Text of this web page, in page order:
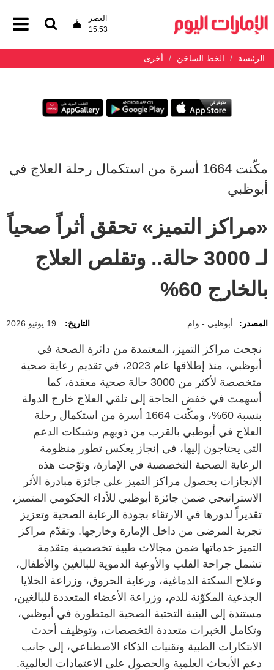
العصر
15:53
الرئيسة الخط الساخن أخرى
مكّنت 1664 أسرة من استكمال رحلة العلاج في
أبوظبي
«مراكز التميز» تحقق أثراً صحياً
لـ 3000 حالة.. وتقلص العلاج
بالخارج 60%
المصدر: أبوظبي - وام التاريخ: 19 يونيو 2026
نجحت مراكز التميز، المعتمدة من دائرة الصحة في
أبوظبي، منذ إطلاقها عام 2023، في تقديم رعاية صحية
متخصصة لأكثر من 3000 حالة صحية معقدة، كما
أسهمت في خفض الحاجة إلى تلقي العلاج خارج الدولة
بنسبة 60%، ومكّنت 1664 أسرة من استكمال رحلة
العلاج في أبوظبي بالقرب من ذويهم وشبكات الدعم
التي يحتاجون إليها، في إنجاز يعكس تطور منظومة
الرعاية الصحية التخصصية في الإمارة، وتوّجت هذه
الإنجازات بحصول مراكز التميز على جائزة مبادرة الأثر
الاستراتيجي ضمن جائزة أبوظبي للأداء الحكومي المتميز،
تقديراً لدورها في الارتقاء بجودة الرعاية الصحية وتعزيز
تجربة المرضى من داخل الإمارة وخارجها. وتقدّم مراكز
التميز خدماتها ضمن مجالات طبية تخصصية متقدمة
تشمل جراحة القلب والأوعية الدموية للبالغين والأطفال،
وعلاج السكتة الدماغية، ورعاية الحروق، وزراعة الخلايا
الجذعية المكوّنة للدم، وزراعة الأعضاء المتعددة للبالغين،
مستندة إلى البنية التحتية الصحية المتطورة في أبوظبي،
وتكامل الخبرات متعددة التخصصات، وتوظيف أحدث
الابتكارات الطبية وتقنيات الذكاء الاصطناعي، إلى جانب
دعم الأبحاث العلمية والحصول على الاعتمادات العالمية.